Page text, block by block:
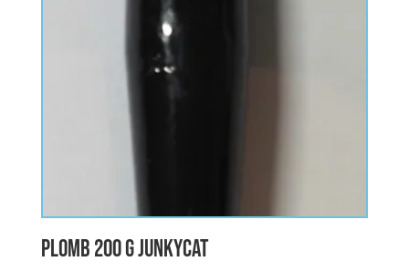
plomb 200 g junkycat